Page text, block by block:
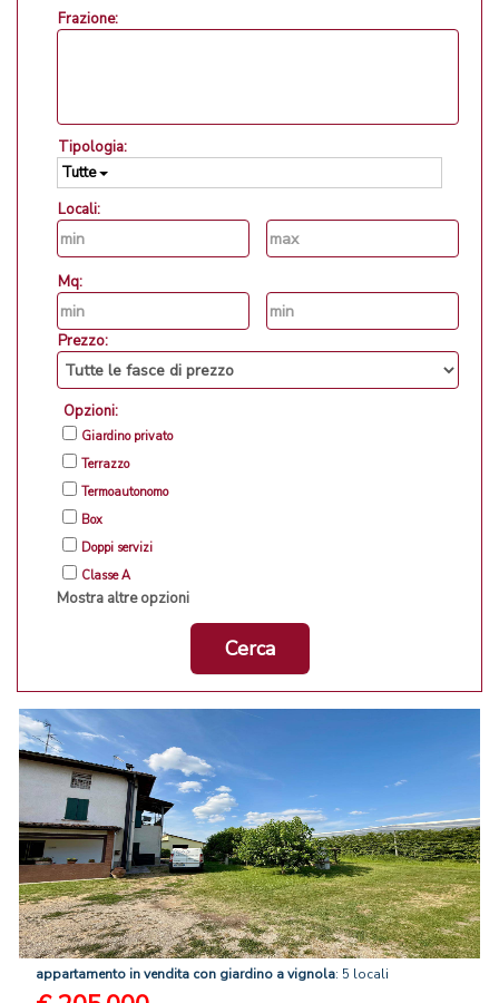
Frazione:
Tipologia:
Tutte
Locali:
Mq:
Prezzo:
Opzioni:
Giardino privato
Terrazzo
Termoautonomo
Box
Doppi servizi
Classe A
Mostra altre opzioni
Cerca
appartamento invendita con giardino avignola: 5 locali